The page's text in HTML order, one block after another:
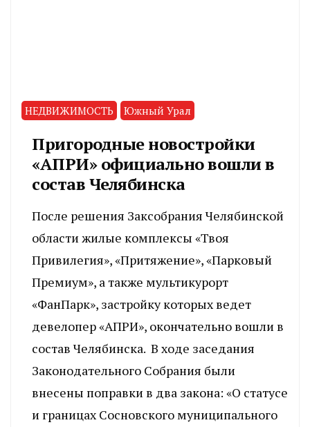
НЕДВИЖИМОСТЬ Южный Урал
Пригородные новостройки
«АПРИ» официально вошли в
состав Челябинска
После решения Заксобрания Челябинской
области жилые комплексы «Твоя
Привилегия», «Притяжение», «Парковый
Премиум», а также мультикурорт
«ФанПарк», застройку которых ведет
девелопер «АПРИ», окончательно вошли в
состав Челябинска. В ходе заседания
Законодательного Собрания были
внесены поправки в два закона: «О статусе
и границах Сосновского муниципального